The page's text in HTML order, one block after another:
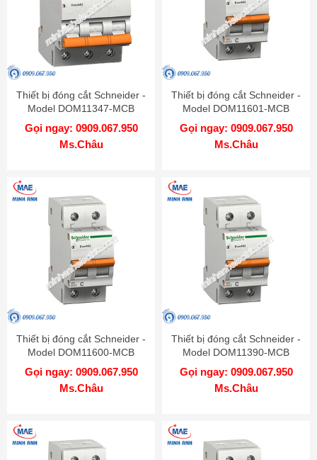
Thiết bị đóng cắt Schneider -
Model DOM11347-MCB
Gọi ngay: 0909.067.950
Ms.Châu
Thiết bị đóng cắt Schneider -
Model DOM11601-MCB
Gọi ngay: 0909.067.950
Ms.Châu
Thiết bị đóng cắt Schneider -
Model DOM11600-MCB
Gọi ngay: 0909.067.950
Ms.Châu
Thiết bị đóng cắt Schneider -
Model DOM11390-MCB
Gọi ngay: 0909.067.950
Ms.Châu